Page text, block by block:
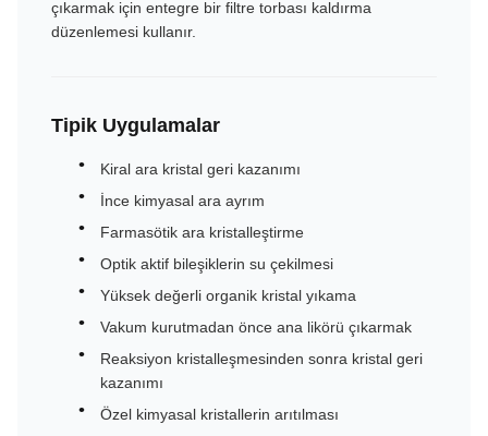
çıkarmak için entegre bir filtre torbası kaldırma
düzenlemesi kullanır.
Tipik Uygulamalar
Kiral ara kristal geri kazanımı
İnce kimyasal ara ayrım
Farmasötik ara kristalleştirme
Optik aktif bileşiklerin su çekilmesi
Yüksek değerli organik kristal yıkama
Vakum kurutmadan önce ana likörü çıkarmak
Reaksiyon kristalleşmesinden sonra kristal geri
kazanımı
Özel kimyasal kristallerin arıtılması